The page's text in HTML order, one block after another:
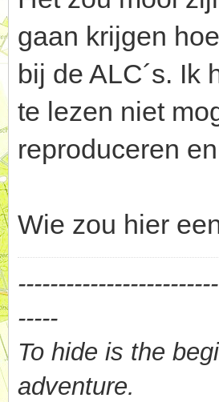
gaan krijgen
bij de ALC´s. Ik
te lezen niet
reproduceren
Wie zou hier
-----
To hide is the
adventure.